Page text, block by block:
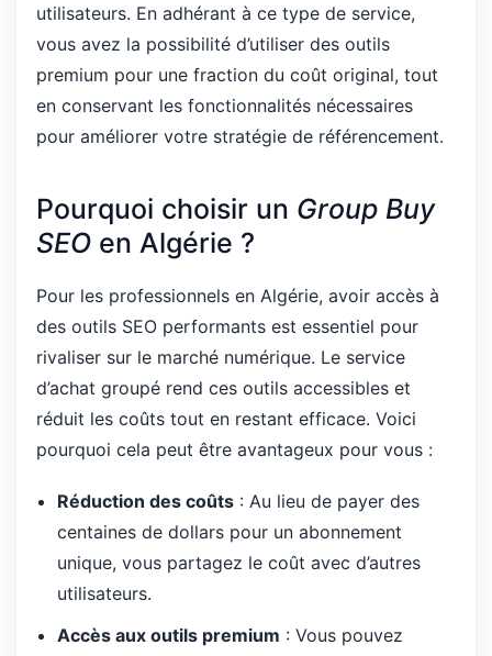
utilisateurs. En adhérant à ce type de service,
vous avez la possibilité d’utiliser des outils
premium pour une fraction du coût original, tout
en conservant les fonctionnalités nécessaires
pour améliorer votre stratégie de référencement.
Pourquoi choisir un Group Buy
SEO en Algérie ?
Pour les professionnels en Algérie, avoir accès à
des outils SEO performants est essentiel pour
rivaliser sur le marché numérique. Le service
d’achat groupé rend ces outils accessibles et
réduit les coûts tout en restant efficace. Voici
pourquoi cela peut être avantageux pour vous :
Réduction des coûts : Au lieu de payer des
centaines de dollars pour un abonnement
unique, vous partagez le coût avec d’autres
utilisateurs.
Accès aux outils premium : Vous pouvez